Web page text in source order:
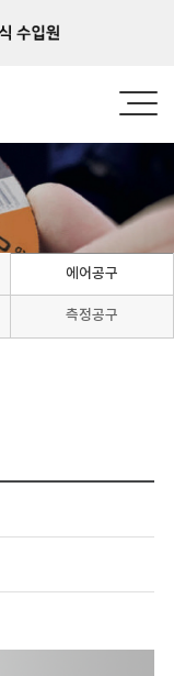
에어공구
측정공구